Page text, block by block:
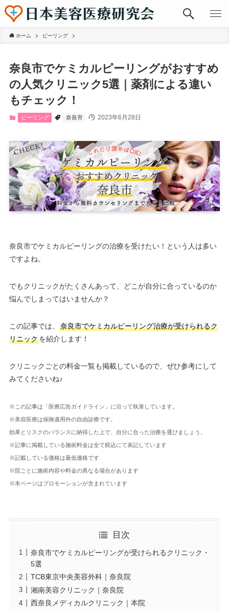
ホーム ピーリング
奈良市でケミカルピーリングがおすすめ
の人気クリニック5選｜薬剤による違い
もチェック！
ピーリング 奈良市 2023年6月28日
奈良市でケミカルピーリングの治療を受けたい！という人は多い
ですよね。
でもクリニックがたくさんあって、どこが自分に合っているのか
悩んでしまってはいませんか？
この記事では、
奈良市でケミカルピーリング治療が受けられるク
リニックを紹介します！
クリニックごとの料金一覧も掲載しているので、ぜひ参考にして
みてくださいね♪
※この記事は「医療広告ガイドライン」に沿って執筆しています。
※美容医療は保険適用外の自由診療です。
効果とリスクのバランスに納得した上で、自分に合った治療を選びましょう。
※記事に掲載している施術料金は全て税込にて表記しています
※記載している価格は最低価格です
※院ごとに施術内容や料金の異なる場合があります
※本ページはプロモーションが含まれています
目次
奈良市でケミカルピーリングが受けられるクリニック・
5選
TCB東京中央美容外科｜奈良院
湘南美容クリニック｜奈良院
西奈良メディカルクリニック｜本院